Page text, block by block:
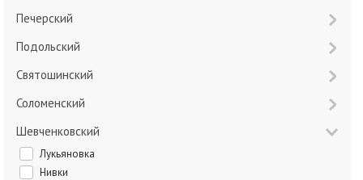
Печерский
Подольский
Святошинский
Соломенский
Шевченковский
Лукьяновка
Нивки